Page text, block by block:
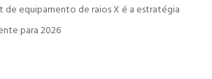
equipamento de raios X é a estratégia
para 2026